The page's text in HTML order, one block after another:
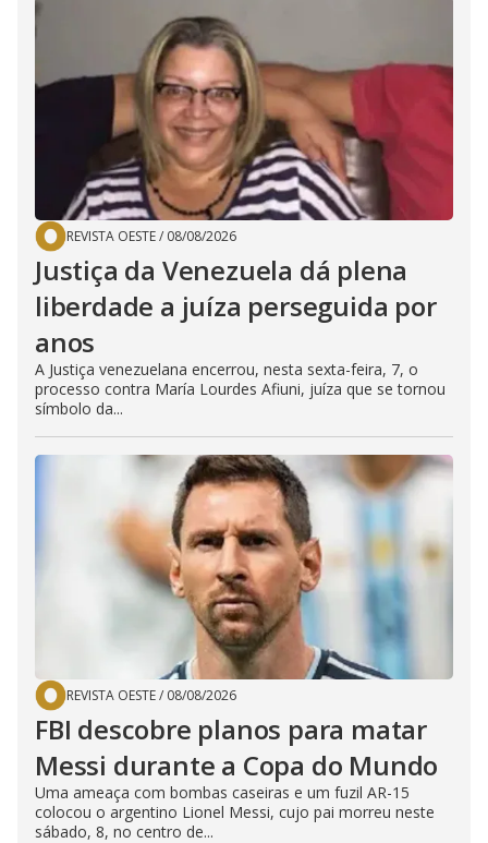
REVISTA OESTE/ 08/08/2026
Justiça da Venezuela dá plena
liberdade a juíza perseguida por
anos
A Justiça venezuelana encerrou, nesta sexta-feira, 7, o
processo contra María Lourdes Afiuni, juíza que se tornou
símbolo da...
REVISTA OESTE/ 08/08/2026
FBI descobre planos para matar
Messi durante a Copa do Mundo
Uma ameaça com bombas caseiras e um fuzil AR-15
colocou o argentino Lionel Messi, cujo pai morreu neste
sábado, 8, no centro de...